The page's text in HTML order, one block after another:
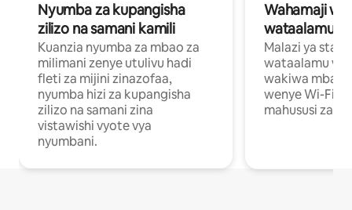
Nyumba za kupangisha
zilizo na samani kamili
Kuanzia nyumba za mbao za
milimani zenye utulivu hadi
fleti za mijini zinazofaa,
nyumba hizi za kupangisha
zilizo na samani zina
vistawishi vyote vya
nyumbani.
Wahamaji
wataalamu
Malazi ya
wataalamu
wakiwa mbali
wenye Wi-Fi
mahususi za